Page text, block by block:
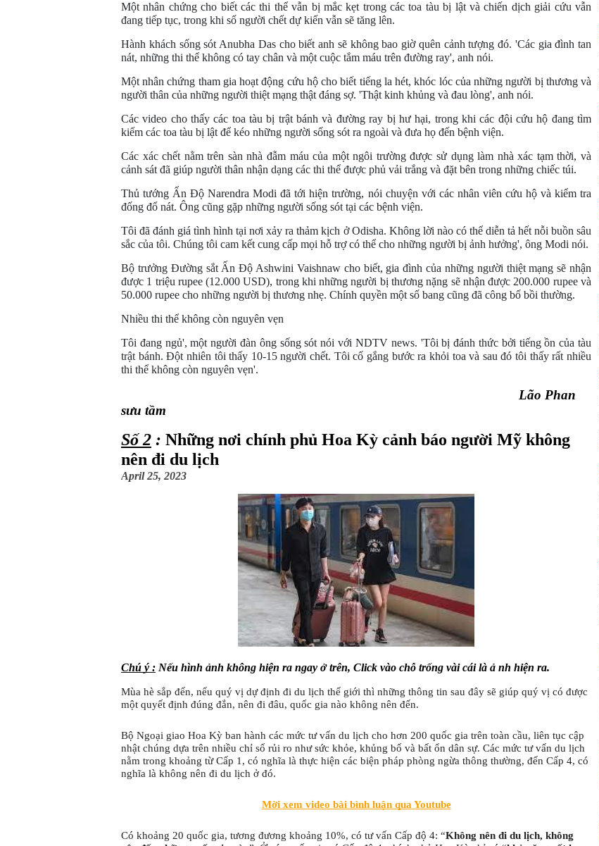
Một nhân chứng cho biết các thi thể vẫn bị mắc kẹt trong các toa tàu bị lật và chiến dịch giải cứu vẫn
đang tiếp tục, trong khi số người chết dự kiến vẫn sẽ tăng lên.
Hành khách sống sót Anubha Das cho biết anh sẽ không bao giờ quên cảnh tượng đó. 'Các gia đình tan
nát, những thi thể không có tay chân và một cuộc tắm máu trên đường ray', anh nói.
Một nhân chứng tham gia hoạt động cứu hộ cho biết tiếng la hét, khóc lóc của những người bị thương và
người thân của những người thiệt mạng thật đáng sợ. 'Thật kinh khủng và đau lòng', anh nói.
Các video cho thấy các toa tàu bị trật bánh và đường ray bị hư hại, trong khi các đội cứu hộ đang tìm
kiếm các toa tàu bị lật để kéo những người sống sót ra ngoài và đưa họ đến bệnh viện.
Các xác chết nằm trên sàn nhà đẫm máu của một ngôi trường được sử dụng làm nhà xác tạm thời, và
cảnh sát đã giúp người thân nhận dạng các thi thể được phủ vải trắng và đặt bên trong những chiếc túi.
Thủ tướng Ấn Độ Narendra Modi đã tới hiện trường, nói chuyện với các nhân viên cứu hộ và kiểm tra
đống đổ nát. Ông cũng gặp những người sống sót tại các bệnh viện.
Tôi đã đánh giá tình hình tại nơi xảy ra thảm kịch ở Odisha. Không lời nào có thể diễn tả hết nỗi buồn sâu
sắc của tôi. Chúng tôi cam kết cung cấp mọi hỗ trợ có thể cho những người bị ảnh hưởng', ông Modi nói.
Bộ trưởng Đường sắt Ấn Độ Ashwini Vaishnaw cho biết, gia đình của những người thiệt mạng sẽ nhận
được 1 triệu rupee (12.000 USD), trong khi những người bị thương nặng sẽ nhận được 200.000 rupee và
50.000 rupee cho những người bị thương nhẹ. Chính quyền một số bang cũng đã công bố bồi thường.
Nhiều thi thể không còn nguyên vẹn
Tôi đang ngủ', một người đàn ông sống sót nói với NDTV news. 'Tôi bị đánh thức bởi tiếng ồn của tàu
trật bánh. Đột nhiên tôi thấy 10-15 người chết. Tôi cố gắng bước ra khỏi toa và sau đó tôi thấy rất nhiều
thi thể không còn nguyên vẹn'.
Lão Phan
sưu tầm
Số 2 : Những nơi chính phủ Hoa Kỳ cảnh báo người Mỹ không
nên đi du lịch
April 25, 2023
Chú ý : Nếu hình ảnh không hiện ra ngay ở trên, Click vào chỗ trống vài cái là ả nh hiện ra.
Mùa hè sắp đến, nếu quý vị dự định đi du lịch thế giới thì những thông tin sau đây sẽ giúp quý vị có được
một quyết định đúng đắn, nên đi đâu, quốc gia nào không nên đến.
Bộ Ngoại giao Hoa Kỳ ban hành các mức tư vấn du lịch cho hơn 200 quốc gia trên toàn cầu, liên tục cập
nhật chúng dựa trên nhiều chỉ số rủi ro như sức khỏe, khủng bố và bất ổn dân sự. Các mức tư vấn du lịch
nằm trong khoảng từ Cấp 1, có nghĩa là thực hiện các biện pháp phòng ngừa thông thường, đến Cấp 4, có
nghĩa là không nên đi du lịch ở đó.
Mời xem video bài bình luận qua Youtube
Có khoảng 20 quốc gia, tương đương khoảng 10%, có tư vấn Cấp độ 4: “Không nên đi du lịch, không